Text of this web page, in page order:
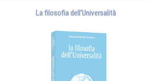
La filosofia dell'Universalità